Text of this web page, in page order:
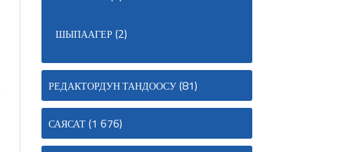
ШЫПААГЕР(2)
РЕДАКТОРДУН ТАНДООСУ(81)
САЯСАТ(1 676)